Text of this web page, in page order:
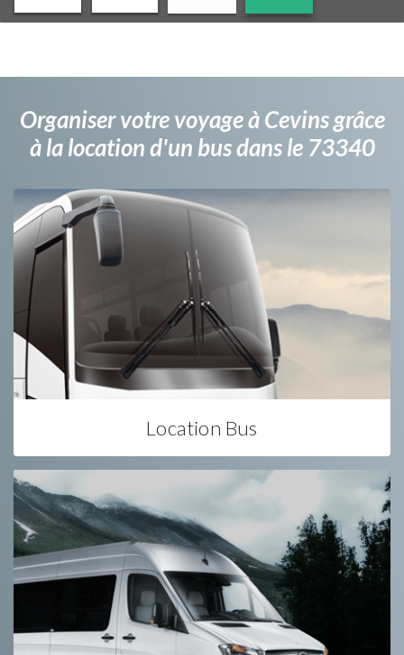
Organiser votre voyage à Cevins grâce
à la location d'un bus dans le 73340
Location Bus